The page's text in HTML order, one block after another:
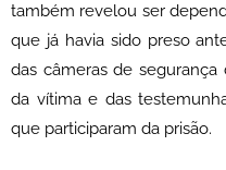
também revelou ser
que já havia sido preso
das câmeras de
da vítima e das
que participaram da prisão.